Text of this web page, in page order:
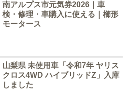
南アルプス市元気券2026｜車
検・修理・車購入に使える｜櫛形
モータース
山梨県 未使用車「令和7年 ヤリス
クロス4WD ハイブリッドZ」入庫
しました